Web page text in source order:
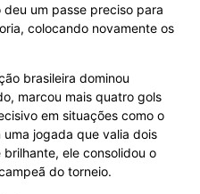
um passe preciso para
colocando novamente os
brasileira dominou
marcou mais quatro gols
em situações como o
jogada que valia dois
ele consolidou o
do torneio.